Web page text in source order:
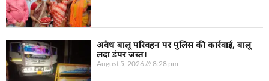
अवैध बालू परिवहन पर पुलिस की कार्रवाई, बालू
लदा डंपर जब्त।
August 5, 2026 8:28 pm